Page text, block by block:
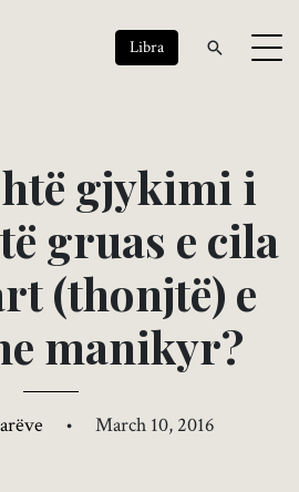
Libra
htë gjykimi i
të gruas e cila
rt(thonjtë) e
e manikyr?
• March 10, 2016